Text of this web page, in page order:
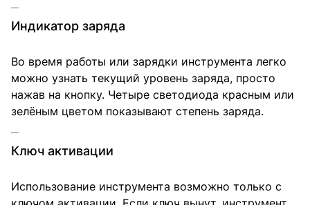
Индикатор заряда
Во время работы или зарядки инструмента легко
можно узнать текущий уровень заряда, просто
нажав на кнопку. Четыре светодиода красным или
зелёным цветом показывают степень заряда.
Ключ активации
Использование инструмента возможно только с